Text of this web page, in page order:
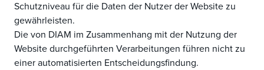
Schutzniveau für die Daten der Nutzer der Website zu
gewährleisten.
Die von DIAM im Zusammenhang mit der Nutzung der
Website durchgeführten Verarbeitungen führen nicht zu
einer automatisierten Entscheidungsfindung.